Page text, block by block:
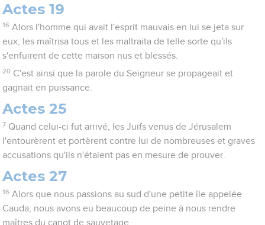
Actes 19
16 Alors l'homme qui avait l'esprit mauvais en lui se jeta sur
eux, les maîtrisa tous et les maltraita de telle sorte qu'ils
s'enfuirent de cette maison nus et blessés.
20 C'est ainsi que la parole du Seigneur se propageait et
gagnait en puissance.
Actes 25
7 Quand celui-ci fut arrivé, les Juifs venus de Jérusalem
l'entourèrent et portèrent contre lui de nombreuses et graves
accusations qu'ils n'étaient pas en mesure de prouver.
Actes 27
16 Alors que nous passions au sud d'une petite île appelée
Cauda, nous avons eu beaucoup de peine à nous rendre
maîtres du canot de sauvetage.